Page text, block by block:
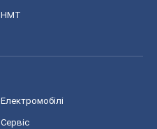
НМТ
Електромобілі
Сервіс